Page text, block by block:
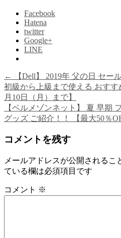
Facebook
Hatena
twitter
Google+
LINE
←
【Dell】 2019年 父の日 セー
初級から上級まで使える おす
月10日（月）まで】
【ベルメゾンネット】 夏 早期
グッズ ご紹介！！ 【最大50％
コメントを残す
メールアドレスが公開されるこ
ている欄は必須項目です
コメント ※